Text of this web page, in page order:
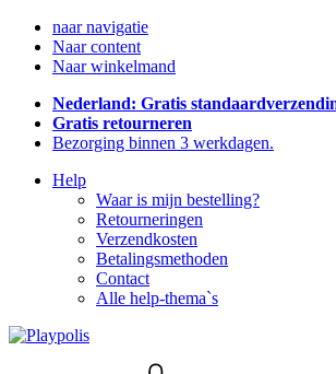
naar navigatie
Naar content
Naar winkelmand
Nederland: Gratis
Gratis retourneren
Bezorging binnen 3 werkdagen.
Help
Waar is mijn bestelling?
Retourneringen
Verzendkosten
Betalingsmethoden
Contact
Alle help-thema`s